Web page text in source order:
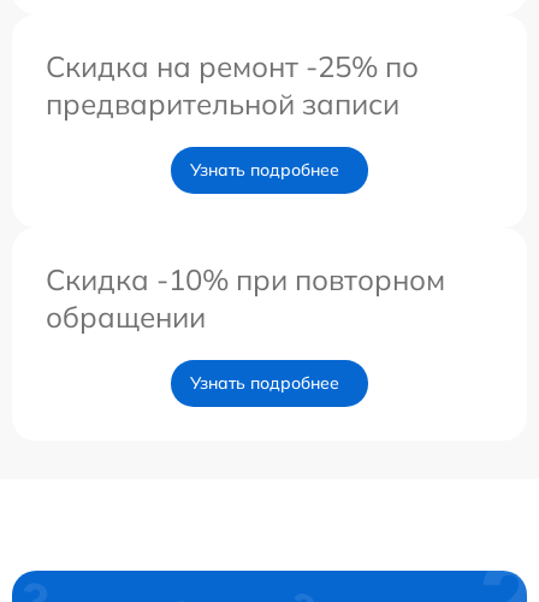
Скидка на ремонт -25% по
предварительной записи
Узнать подробнее
Скидка -10% при повторном
обращении
Узнать подробнее